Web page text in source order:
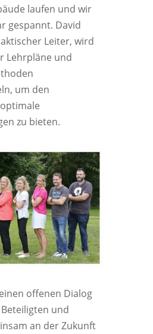
laufen und wir
gespannt. David
Leiter, wird
Lehrpläne und
um den
zu bieten.
offenen Dialog
und
an der Zukunft